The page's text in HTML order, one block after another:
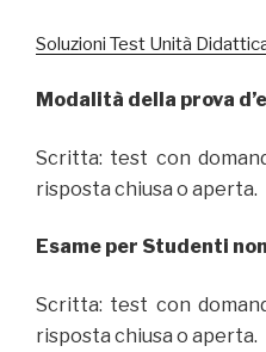
Soluzioni Test Unità
Modalità della prova
Scritta: test con
risposta chiusa o aperta.
Esame per Studenti
Scritta: test con
risposta chiusa o aperta.